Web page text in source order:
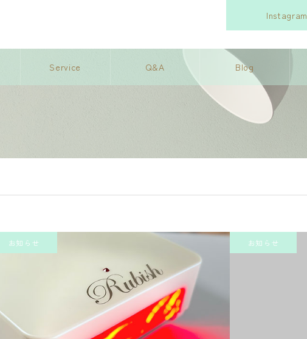
Instagram
Service Q&A Blog
お知らせ お知らせ